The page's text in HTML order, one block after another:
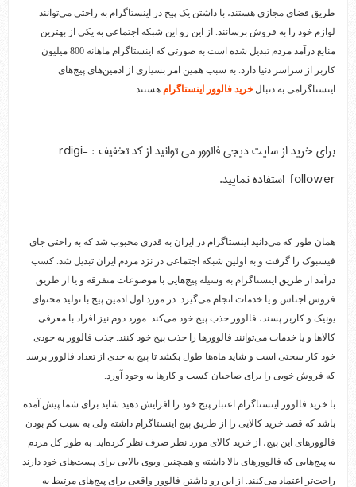
طریق فضای مجازی‌ هستند، با داشتن یک پیج در اینستاگرام به راحتی می‌توانند
لوازم خود را به فروش برسانند. از این رو این شبکه اجتماعی به یکی از بهترین
منابع درآمد مردم تبدیل شده است به صورتی که اینستاگرام ماهانه 800 میلیون
کاربر از سراسر دنیا دارد. به سبب همین امر بسیاری از ادمین‌های پیج‌های
اینستاگرامی به دنبال خرید فالوور اینستاگرامهستند.
برای خرید از سایت دیجی فالوور می توانید از کد تخفیف :‌ rdigi-
follower استفاده نمایید.
همان طور که می‌دانید اینستاگرام در ایران به قدری محبوب شد که به راحتی جای
فیسبوک را گرفت و به اولین شبکه اجتماعی در نزد مردم ایران تبدیل شد. کسب
درآمد از طریق اینستاگرام به وسیله پیج‌هایی با موضوعات متفرقه و یا از طریق
فروش اجناس و یا خدمات انجام می‌گیرد. در مورد اول ادمین پیج با تولید محتوای
یونیک و کاربر پسند، فالوور جذب پیج خود می‌کند. مورد دوم نیز افراد با معرفی
کالاها و یا خدمات می‌توانند فالوورها را جذب پیج خود کنند. جذب فالوور به خودی
خود کار سختی است و شاید ماه‌ها طول بکشد تا پیج به حدی از تعداد فالوور برسد
که فروش خوبی را برای صاحبان کسب و کارها به وجود آورد.
با خرید فالوور اینستاگرام اعتبار پیج خود را افزایش دهید شاید برای شما پیش آمده
باشد که قصد خرید کالایی را از طریق پیج اینستاگرام داشته ولی به سبب کم بودن
فالوورهای این پیج، از خرید کالای مورد نظر صرف نظر کرده‌اید. به طور کل مردم
به پیج‌هایی که فالوورهای بالا داشته و همچنین ویوی بالایی برای پست‌های خود دارند
راحت‌تر اعتماد می‌کنند. از این رو داشتن فالوور واقعی برای پیج‌های مرتبط به